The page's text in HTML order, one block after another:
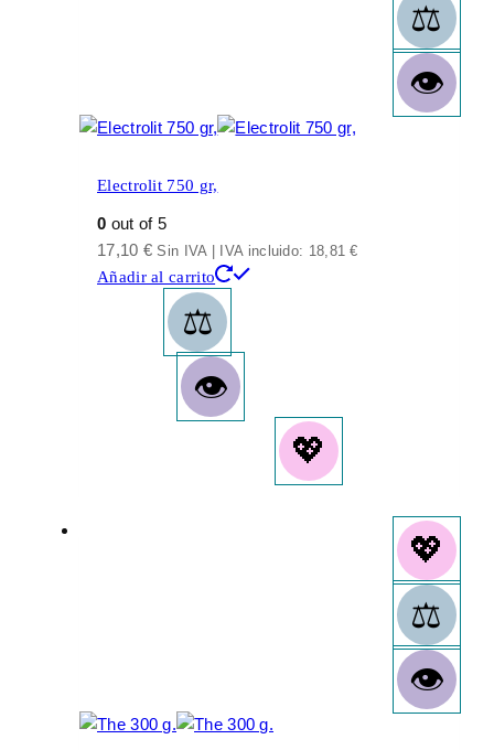
Electrolit 750 gr,
0 out of 5
17,10 € Sin IVA | IVA incluido: 18,81€
Añadir al carrito